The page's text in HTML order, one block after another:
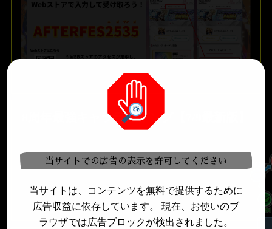
8周年最強キャラランキング【7/9最新版】
当サイトでの広告の表示を許可してください
当サイトは、コンテンツを無料で提供するために
広告収益に依存しています。 現在、お使いのブ
ラウザでは広告ブロックが検出されました。